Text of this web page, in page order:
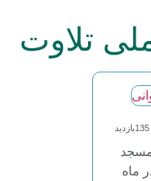
تلاوت
135بازدید
مسجد
ماه